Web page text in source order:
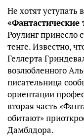
Не хотят уступать
«Фантастические
Роулинг принесло
тенге. Известно,
Геллерта
возлюбленного
писательница
ориентации
вторая часть
обитают»
Дамблдора.